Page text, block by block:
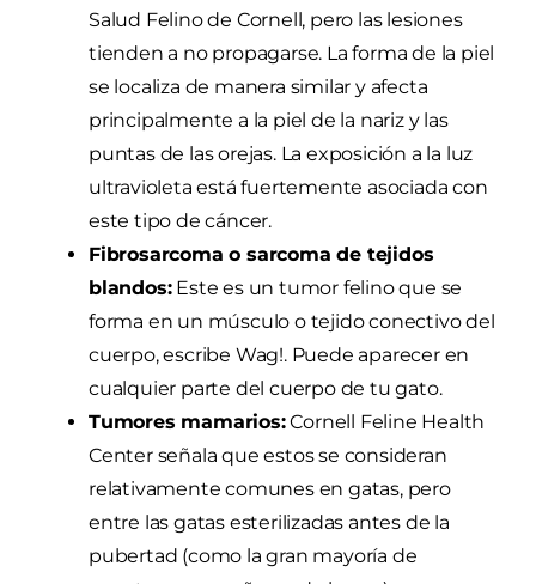
Salud Felino de Cornell, pero las lesiones
tienden a no propagarse. La forma de la piel
se localiza de manera similar y afecta
principalmente a la piel de la nariz y las
puntas de las orejas. La exposición a la luz
ultravioleta está fuertemente asociada con
este tipo de cáncer.
Fibrosarcoma o sarcoma de tejidos
blandos:Este es un tumor felino que se
forma en un músculo o tejido conectivo del
cuerpo, escribe Wag!. Puede aparecer en
cualquier parte del cuerpo de tu gato.
Tumores mamarios:Cornell Feline Health
Center señala que estos se consideran
relativamente comunes en gatas, pero
entre las gatas esterilizadas antes de la
pubertad (como la gran mayoría de